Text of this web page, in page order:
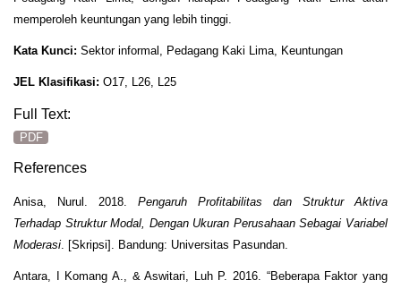
memperoleh keuntungan yang lebih tinggi.
Kata Kunci: Sektor informal, Pedagang Kaki Lima, Keuntungan
JEL Klasifikasi: O17, L26, L25
Full Text:
PDF
References
Anisa, Nurul. 2018. Pengaruh Profitabilitas dan Struktur Aktiva
Terhadap StrukturModal, Dengan Ukuran Perusahaan Sebagai Variabel
Moderasi . [Skripsi]. Bandung: Universitas Pasundan.
Antara, I Komang A., & Aswitari, Luh P. 2016. “Beberapa Faktor yang